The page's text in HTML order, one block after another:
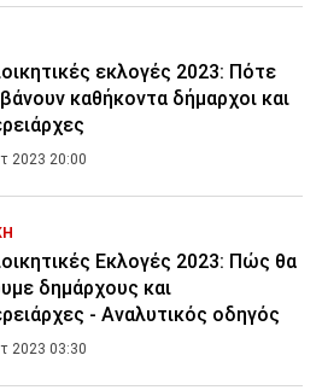
εκλογές 2023: Πότε
καθήκοντα δήμαρχοι και
2023 20:00
Εκλογές 2023: Πώς θα
δημάρχους και
- Αναλυτικός οδηγός
2023 03:30